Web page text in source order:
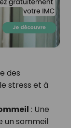
des
stress et à
: Une
un sommeil